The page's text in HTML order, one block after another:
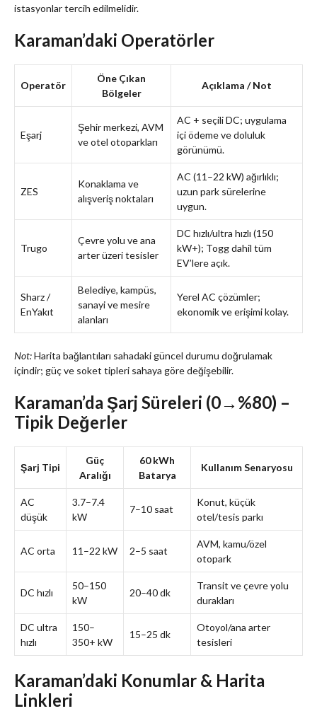
istasyonlar tercih edilmelidir.
Karaman’daki Operatörler
Operatör
Öne Çıkan
Bölgeler
Açıklama / Not
Eşarj
Şehir merkezi, AVM
ve otel otoparkları
AC + seçili DC; uygulama
içi ödeme ve doluluk
görünümü.
ZES
Konaklama ve
alışveriş noktaları
AC (11–22 kW) ağırlıklı;
uzun park sürelerine
uygun.
Trugo
Çevre yolu ve ana
arter üzeri tesisler
DC hızlı/ultra hızlı (150
kW+); Togg dahil tüm
EV’lere açık.
Sharz /
EnYakıt
Belediye, kampüs,
sanayi ve mesire
alanları
Yerel AC çözümler;
ekonomik ve erişimi kolay.
Not:Harita bağlantıları sahadaki güncel durumu doğrulamak
içindir; güç ve soket tipleri sahaya göre değişebilir.
Karaman’da Şarj Süreleri (0→%80) –
Tipik Değerler
Şarj Tipi
Güç
Aralığı
60 kWh
Batarya
Kullanım Senaryosu
AC
düşük
3.7–7.4
kW
7–10 saat
Konut, küçük
otel/tesis parkı
AC orta 11–22 kW 2–5 saat
AVM, kamu/özel
otopark
DC hızlı
50–150
kW
20–40 dk
Transit ve çevre yolu
durakları
DC ultra
hızlı
150–
350+ kW
15–25 dk
Otoyol/ana arter
tesisleri
Karaman’daki Konumlar & Harita
Linkleri